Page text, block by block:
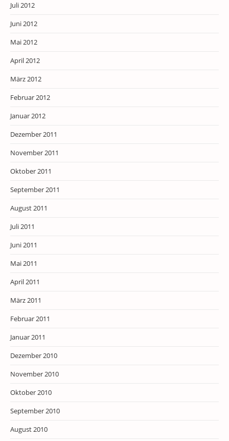
Juli 2012
Juni 2012
Mai 2012
April 2012
März 2012
Februar 2012
Januar 2012
Dezember 2011
November 2011
Oktober 2011
September 2011
August 2011
Juli 2011
Juni 2011
Mai 2011
April 2011
März 2011
Februar 2011
Januar 2011
Dezember 2010
November 2010
Oktober 2010
September 2010
August 2010